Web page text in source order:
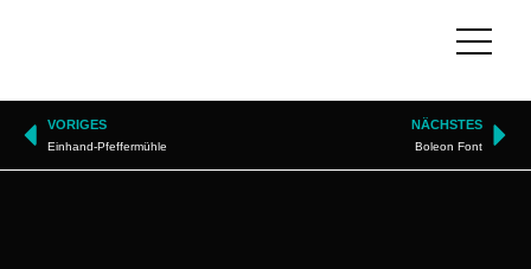
VORIGES
Einhand-Pfeffermühle
NÄCHSTES
Boleon Font